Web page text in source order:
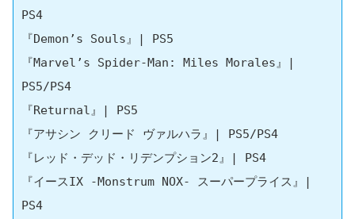
PS4
『Demon’s Souls』| PS5
『Marvel’s Spider-Man: Miles Morales』|
PS5/PS4
『Returnal』| PS5
『アサシン クリード ヴァルハラ』| PS5/PS4
『レッド・デッド・リデンプション2』| PS4
『イースIX -Monstrum NOX- スーパープライス』|
PS4